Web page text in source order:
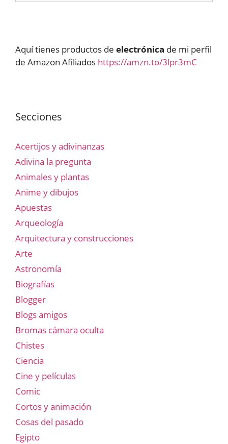
Aquí tienes productos de electrónica de mi perfil
de Amazon Afiliados https://amzn.to/3lpr3mC
Secciones
Acertijos y adivinanzas
Adivina la pregunta
Animales y plantas
Anime y dibujos
Apuestas
Arqueología
Arquitectura y construcciones
Arte
Astronomía
Biografías
Blogger
Blogs amigos
Bromas cámara oculta
Chistes
Ciencia
Cine y películas
Comic
Cortos y animación
Cosas del pasado
Egipto